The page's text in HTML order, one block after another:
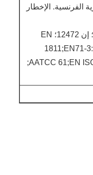
الفرنسية. الإخطار
إن14362-1؛ إن14362-2؛ إن 12472؛ EN
1811;EN71-
AATCC 61;EN ISO 105-E01 AATCC 107;